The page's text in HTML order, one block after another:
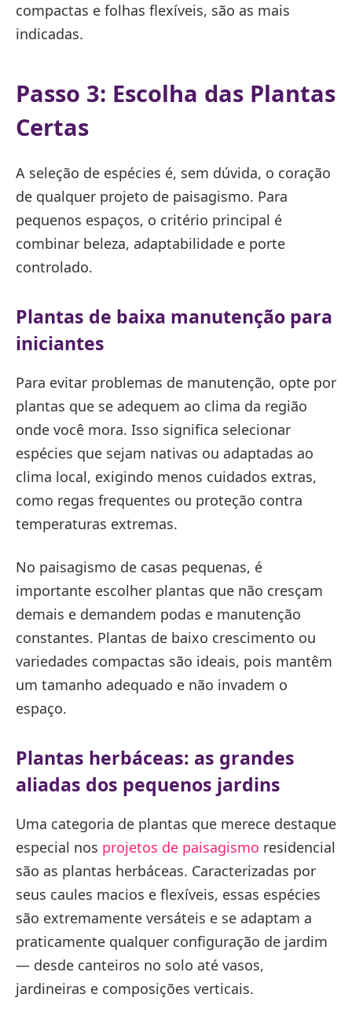
compactas e folhas flexíveis, são as mais
indicadas.
Passo 3: Escolha das Plantas
Certas
A seleção de espécies é, sem dúvida, o coração
de qualquer projeto de paisagismo. Para
pequenos espaços, o critério principal é
combinar beleza, adaptabilidade e porte
controlado.
Plantas de baixa manutenção para
iniciantes
Para evitar problemas de manutenção, opte por
plantas que se adequem ao clima da região
onde você mora. Isso significa selecionar
espécies que sejam nativas ou adaptadas ao
clima local, exigindo menos cuidados extras,
como regas frequentes ou proteção contra
temperaturas extremas.
No paisagismo de casas pequenas, é
importante escolher plantas que não cresçam
demais e demandem podas e manutenção
constantes. Plantas de baixo crescimento ou
variedades compactas são ideais, pois mantêm
um tamanho adequado e não invadem o
espaço.
Plantas herbáceas: as grandes
aliadas dos pequenos jardins
Uma categoria de plantas que merece destaque
especial nos projetos de paisagismo residencial
são as plantas herbáceas. Caracterizadas por
seus caules macios e flexíveis, essas espécies
são extremamente versáteis e se adaptam a
praticamente qualquer configuração de jardim
— desde canteiros no solo até vasos,
jardineiras e composições verticais.